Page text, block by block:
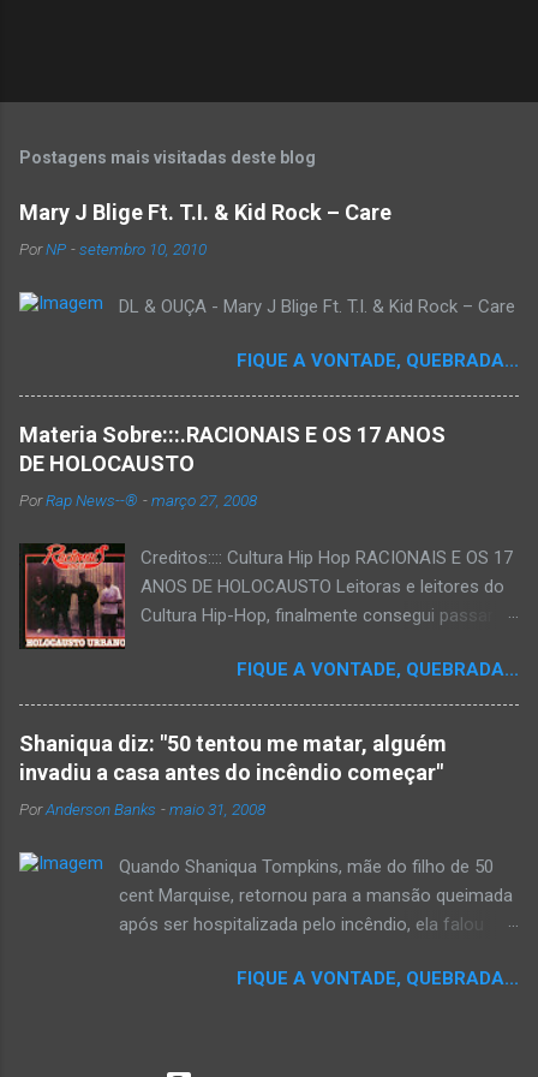
Postagens mais visitadas deste blog
Mary J Blige Ft. T.I. & Kid Rock – Care
PorNP -setembro 10, 2010
DL & OUÇA - Mary J Blige Ft. T.I. & Kid Rock – Care
FIQUE A VONTADE, QUEBRADA...
Materia Sobre:::.RACIONAIS E OS 17 ANOS
DE HOLOCAUSTO
PorRap News--® -março 27, 2008
Creditos:::: Cultura Hip Hop RACIONAIS E OS 17
ANOS DE HOLOCAUSTO Leitoras e leitores do
Cultura Hip-Hop, finalmente consegui passar
que há muito tempo vinha maturando: uma
espécie de "ensaio-tributo" ao disco mais
importante do rap brasileiro, que completará 17
anos agora em 2008. Falo de "Holocausto
Urbano", do grupo paulistano Racionais MC's.
Como de costume, uma pequena digressão. É
que o brasileiro não tem memória. Fala-se
muito por aí que não cultuamos nossos
antepassados nem nossa rica história
cabe a nós, formadores de opinião
FIQUE A VONTADE, QUEBRADA...
Shaniqua diz: "50 tentou me matar, alguém
invadiu a casa antes do incêndio começar"
PorAnderson Banks -maio 31, 2008
Quando Shaniqua Tompkins, mãe do filho de 50
cent Marquise, retornou para a mansão queimada
após ser hospitalizada pelo incêndio, ela falou
argumentações ao jornal. quando um repórter
disse "sim teria, ele é obcecado e se ele não pode
FIQUE A VONTADE, QUEBRADA...